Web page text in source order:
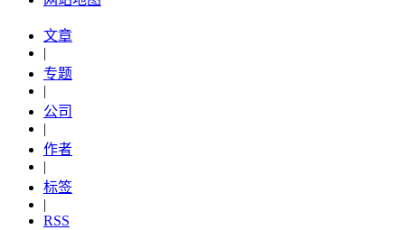
文章
|
专题
|
公司
|
作者
|
标签
|
RSS